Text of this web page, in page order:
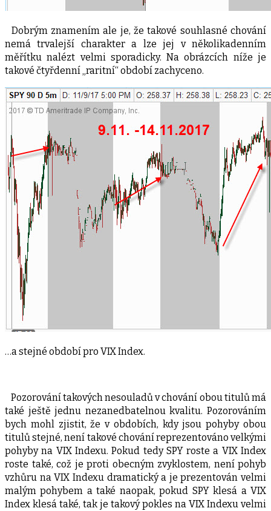
Dobrým znamením ale je, že takové souhlasné chování
nemá trvalejší charakter a lze jej v několikadenním
měřítku nalézt velmi sporadicky. Na obrázcích níže je
takové čtyřdenní „raritní“ období zachyceno.
…a stejné období pro VIX Index.
Pozorování takových nesouladů v chování obou titulů má
také ještě jednu nezanedbatelnou kvalitu. Pozorováním
bych mohl zjistit, že v obdobích, kdy jsou pohyby obou
titulů stejné, není takové chování reprezentováno velkými
pohyby na VIX Indexu. Pokud tedy SPY roste a VIX Index
roste také, což je proti obecným zvyklostem, není pohyb
vzhůru na VIX Indexu dramatický a je prezentován velmi
malým pohybem a také naopak, pokud SPY klesá a VIX
Index klesá také, tak je takový pokles na VIX Indexu velmi